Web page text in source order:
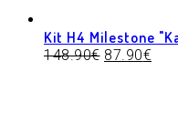
Kit H4 Milestone
148.90€ 87.90€